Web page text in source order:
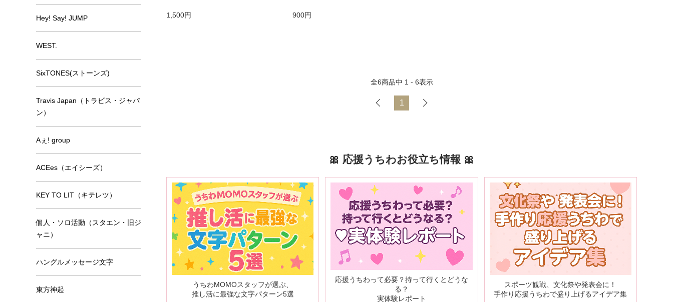
1,500円 900円
全6商品中 1 - 6表示
1
🎀 応援うちわお役立ち情報 🎀
うちわMOMOスタッフが選ぶ、
推し活に最強な文字パターン5選
応援うちわって必要？持って行くとどうな
る？
実体験レポート
スポーツ観戦、文化祭や発表会に！
手作り応援うちわで盛り上げるアイデア集
Hey! Say! JUMP
WEST.
SixTONES(ストーンズ)
Travis Japan（トラビス・ジャパ
ン）
Aぇ! group
ACEes（エイシーズ）
KEY TO LIT（キテレツ）
個人・ソロ活動（スタエン・旧ジ
ャニ）
ハングルメッセージ文字
東方神起